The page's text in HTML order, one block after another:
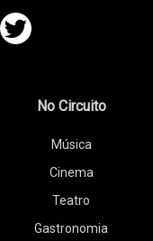
No Circuito
Música
Cinema
Teatro
Gastronomia